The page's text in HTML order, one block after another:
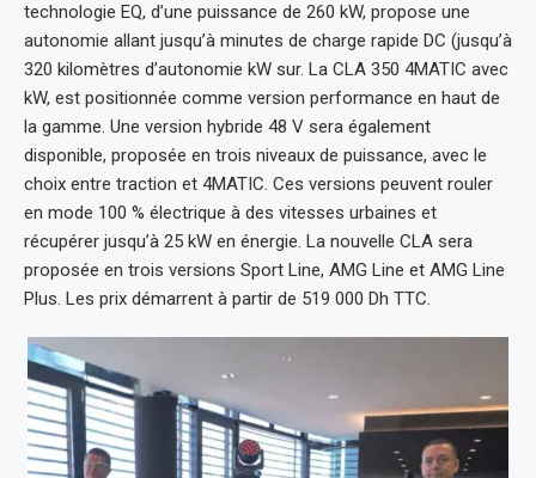
technologie EQ, d’une puissance de 260 kW, propose une
autonomie allant jusqu’à minutes de charge rapide DC (jusqu’à
320 kilomètres d’autonomie kW sur. La CLA 350 4MATIC avec
kW, est positionnée comme version performance en haut de
la gamme. Une version hybride 48 V sera également
disponible, proposée en trois niveaux de puissance, avec le
choix entre traction et 4MATIC. Ces versions peuvent rouler
en mode 100 % électrique à des vitesses urbaines et
récupérer jusqu’à 25 kW en énergie. La nouvelle CLA sera
proposée en trois versions Sport Line, AMG Line et AMG Line
Plus. Les prix démarrent à partir de 519 000 Dh TTC.